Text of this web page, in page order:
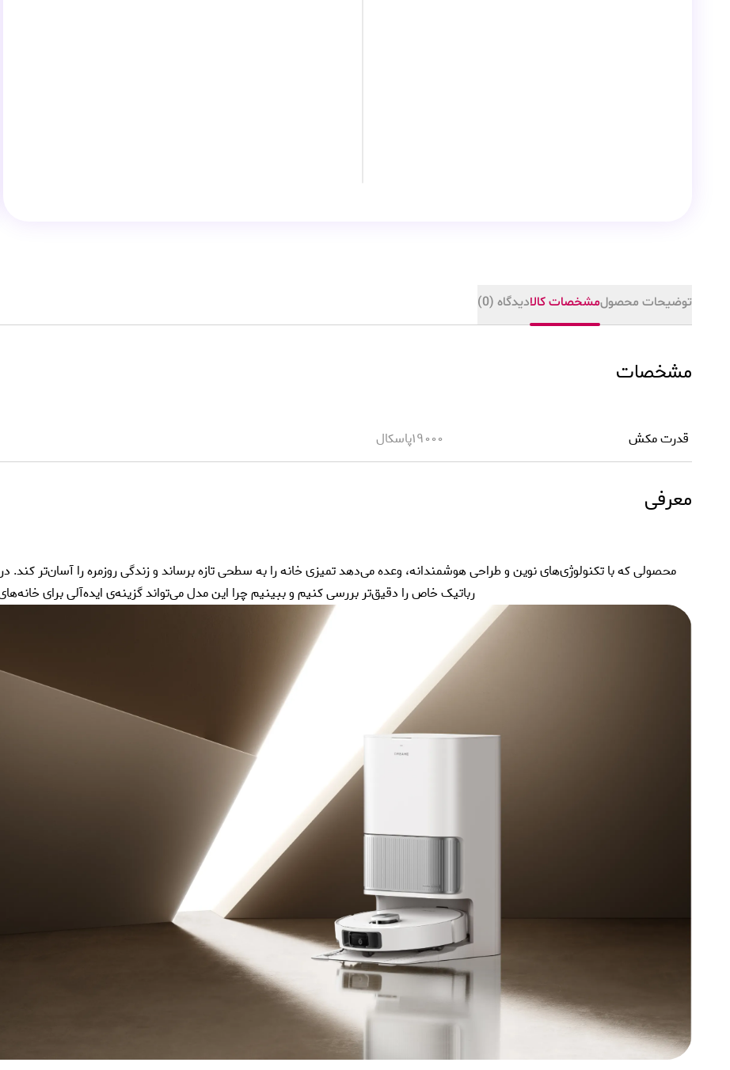
توضیحات محصولمشخصات کالادیدگاه (0)
مشخصات
قدرت مکش 19000پاسکال
معرفی
محصولی که با تکنولوژی‌های نوین و طراحی هوشمندانه، وعده می‌دهد تمیزی خانه را به سطحی تازه برساند و زندگی روزمره را آسان‌تر کند. در
رباتیک خاص را دقیق‌تر بررسی کنیم و ببینیم چرا این مدل می‌تواند گزینه‌ی ایده‌آلی برای